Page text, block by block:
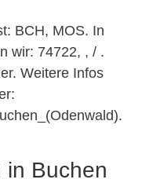
BCH, MOS. In
wir: 74722, , / .
Weitere Infos
in Buchen